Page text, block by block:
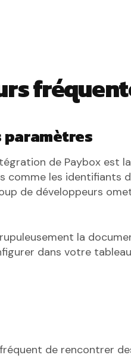
de Paybox est
comme les identifiants
de développeurs
la
dans votre
de rencontrer